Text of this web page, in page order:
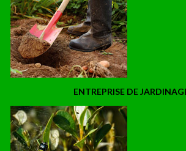
ENTREPRISE DE